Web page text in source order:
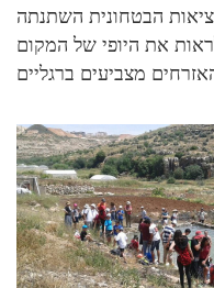
הבטחונית השתנתה
את היופי של המקום